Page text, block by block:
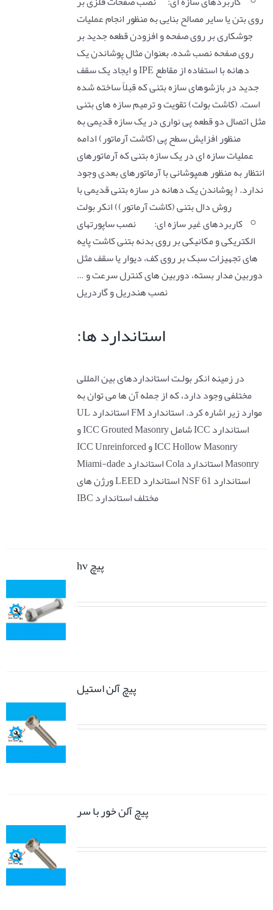
روی بتن یا سایر مصالح بنایی به منظور انجام عملیات
جوشکاری بر روی صفحه و افزودن قطعه جدید بر
روی صفحه نصب شده، بعنوان مثال پوشاندن یک
دهانه با استفاده از مقاطع IPE و ایجاد یک سقف
جدید در بازشوهای سازه بتنی که قبلاً ساخته شده
است. (کاشت بولت) تقویت و ترمیم سازه های بتنی
مثل اتصال دو قطعه پی نواری در یک سازه قدیمی به
منظور افزایش سطح پی (کاشت آرماتور) ادامه
عملیات سازه ای در یک سازه بتنی که آرماتورهای
انتظار به منظور همپوشانی با آرماتورهای بعدی وجود
ندارد. ( پوشاندن یک دهانه در سازه بتنی قدیمی با
روش دال بتنی (کاشت آرماتور)) انکر بولت
کاربردهای غیر سازه ای:
نصب ساپورتهای
الکتریکی و مکانیکی بر روی بدنه بتنی کاشت پایه
های تجهیزات سبک بر روی کف، دیوار یا سقف مثل
دوربین مدار بسته، دوربین های کنترل سرعت و …
نصب هندریل و گاردریل
استاندارد ها:
در زمینه انکر بولـت استانداردهای بین المللی
مختلفی وجود دارد، که از جمله آن ها می توان به
موارد زیر اشاره کرد. استاندارد FM استاندارد UL
استاندارد ICC شامل ICC Grouted Masonry و
ICC Hollow Masonry و ICC Unreinforced
Masonry استاندارد Cola استاندارد Miami-dade
استاندارد NSF 61 استاندارد LEED ورژن های
مختلف استاندارد IBC
پیچ hv
پیچ آلن استیل
پیچ آلن خور با سر